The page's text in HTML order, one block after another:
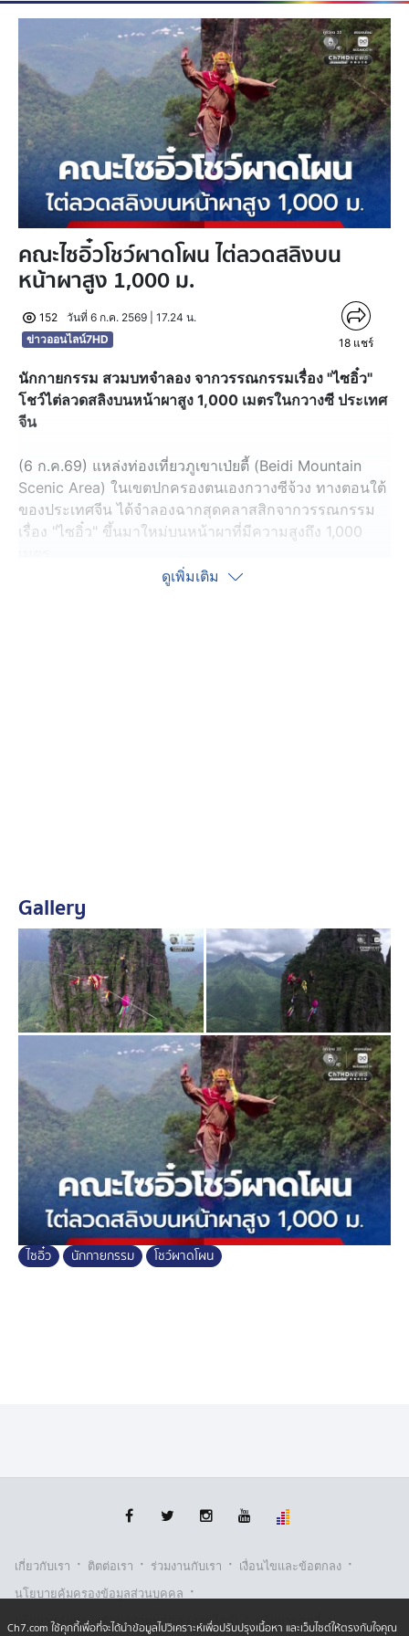
คณะไซอิ๋วโชว์ผาดโผน ไต่ลวดสลิงบน
หน้าผาสูง 1,000 ม.
152
วันที่ 6 ก.ค. 2569 | 17.24 น.
ข่าวออนไลน์7HD
18 แชร์
นักกายกรรม สวมบทจำลอง จากวรรณกรรมเรื่อง "ไซอิ๋ว"
โชว์ไต่ลวดสลิงบนหน้าผาสูง 1,000 เมตรในกวางซี ประเทศ
จีน
(6 ก.ค.69) แหล่งท่องเที่ยวภูเขาเป่ยตี้ (Beidi Mountain
Scenic Area) ในเขตปกครองตนเองกวางซีจ้วง ทางตอนใต้
ของประเทศจีน ได้จำลองฉากสุดคลาสสิกจากวรรณกรรม
เรื่อง "ไซอิ๋ว" ขึ้นมาใหม่บนหน้าผาที่มีความสูงถึง 1,000
นอกจากนี้ พระถังซำจั๋ง ยังวิดพื้นบนลวดสลิงได้อย่างมั่นคง
ดูเพิ่มเติม
Gallery
ไซอิ๋ว นักกายกรรม โชว์ผาดโผน
เกี่ยวกับเรา · ติตต่อเรา · ร่วมงานกับเรา · เงื่อนไขและข้อตกลง ·
นโยบายคุ้มครองข้อมูลส่วนบุคคล ·
นโยบายคุ้มครองข้อมูลส่วนบุคคล (ออนไลน์) · นโยบายคุกกี้ ·
Ch7.com ใช้คุกกี้เพื่อที่จะได้นำข้อมูลไปวิเคราะห์เพื่อปรับปรุงเนื้อหา และเว็บไซต์ให้ตรงกับใจคุณ